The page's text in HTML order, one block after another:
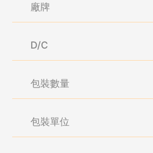
廠牌
D/C
包裝數量
包裝單位